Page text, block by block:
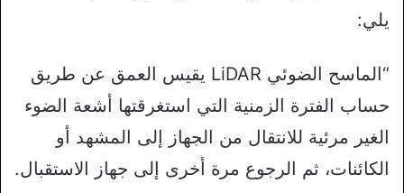
يلي:
“الماسح الضوئي LiDAR يقيس العمق عن طريق
حساب الفترة الزمنية التي استغرقتها أشعة الضوء
الغير مرئية للانتقال من الجهاز إلى المشهد أو
الكائنات، ثم الرجوع مرة أخرى إلى جهاز الاستقبال.